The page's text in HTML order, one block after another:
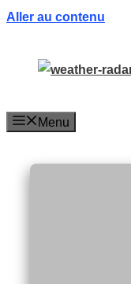
Aller au contenu
Menu